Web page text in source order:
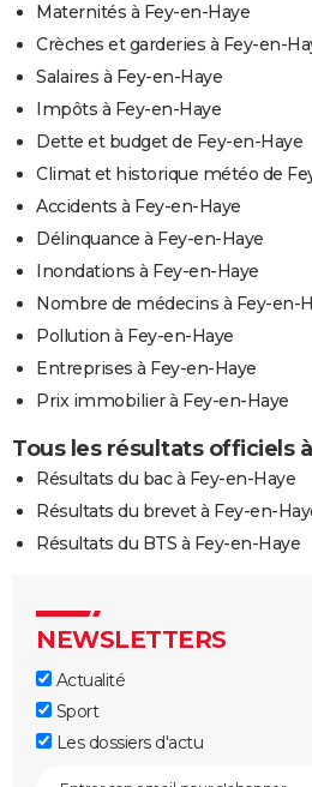
Maternités à Fey-en-Haye
Crèches et garderies à Fey-en-
Salaires à Fey-en-Haye
Impôts à Fey-en-Haye
Dette et budget de Fey-en-Haye
Climat et historique météo de
Accidents à Fey-en-Haye
Délinquance à Fey-en-Haye
Inondations à Fey-en-Haye
Nombre de médecins à Fey-en-
Pollution à Fey-en-Haye
Entreprises à Fey-en-Haye
Prix immobilier à Fey-en-Haye
Tous les résultats officiels
Résultats du bac à Fey-en-Haye
Résultats du brevet à Fey-en-
Résultats du BTS à Fey-en-Haye
NEWSLETTERS
Actualité
Sport
Les dossiers d'actu